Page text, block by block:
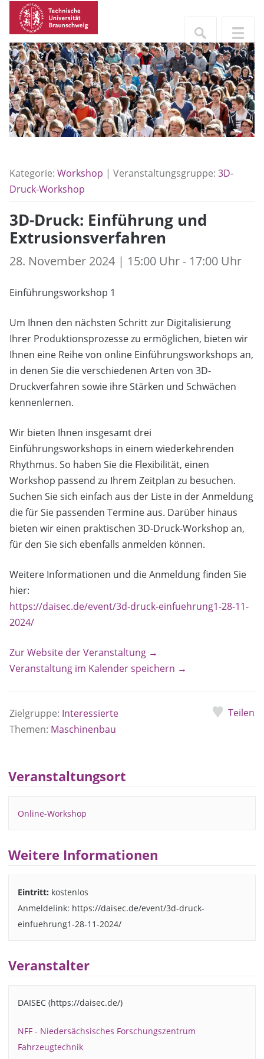
Kategorie: Workshop | Veranstaltungsgruppe: 3D-
Druck-Workshop
3D-Druck: Einführung und
Extrusionsverfahren
28. November 2024 | 15:00 Uhr - 17:00 Uhr
Einführungsworkshop 1
Um Ihnen den nächsten Schritt zur Digitalisierung
Ihrer Produktionsprozesse zu ermöglichen, bieten wir
Ihnen eine Reihe von online Einführungsworkshops an,
in denen Sie die verschiedenen Arten von 3D-
Druckverfahren sowie ihre Stärken und Schwächen
kennenlernen.
Wir bieten Ihnen insgesamt drei
Einführungsworkshops in einem wiederkehrenden
Rhythmus. So haben Sie die Flexibilität, einen
Workshop passend zu Ihrem Zeitplan zu besuchen.
Suchen Sie sich einfach aus der Liste in der Anmeldung
die für Sie passenden Termine aus. Darüber hinaus
bieten wir einen praktischen 3D-Druck-Workshop an,
für den Sie sich ebenfalls anmelden können.
Weitere Informationen und die Anmeldung finden Sie
hier:
https://daisec.de/event/3d-druck-einfuehrung1-28-11-
2024/
Zur Website der Veranstaltung →
Veranstaltung im Kalender speichern →
Zielgruppe: Interessierte
Themen: Maschinenbau
Teilen
Veranstaltungsort
Online-Workshop
Weitere Informationen
Eintritt: kostenlos
Anmeldelink: https://daisec.de/event/3d-druck-
einfuehrung1-28-11-2024/
Veranstalter
DAISEC (https://daisec.de/)
NFF - Niedersächsisches Forschungszentrum
Fahrzeugtechnik